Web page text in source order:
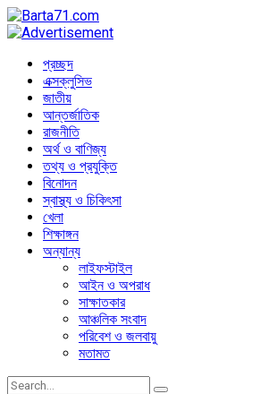
প্রচ্ছদ
এক্সক্লুসিভ
জাতীয়
আন্তর্জাতিক
রাজনীতি
অর্থ ও বাণিজ্য
তথ্য ও প্রযুক্তি
বিনোদন
স্বাস্থ্য ও চিকিৎসা
খেলা
শিক্ষাঙ্গন
অন্যান্য
লাইফস্টাইল
আইন ও অপরাধ
সাক্ষাতকার
আঞ্চলিক সংবাদ
পরিবেশ ও জলবায়ু
মতামত